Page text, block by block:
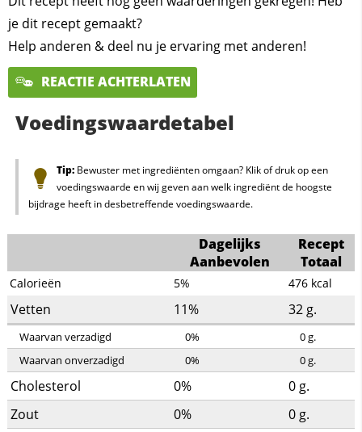
je dit recept gemaakt?
Help anderen & deel nu je ervaring met anderen!
REACTIE ACHTERLATEN
Voedingswaardetabel
Tip:Bewuster met ingrediënten omgaan? Klik of druk op een
voedingswaarde en wij geven aan welk ingrediënt de hoogste
bijdrage heeft in desbetreffende voedingswaarde.
Dagelijks
Aanbevolen
Recept
Totaal
Calorieën 5% 476 kcal
Vetten 11% 32 g.
Waarvan verzadigd 0% 0g.
Waarvan onverzadigd
0% 0g.
Cholesterol 0% 0 g.
Zout
0% 0 g.